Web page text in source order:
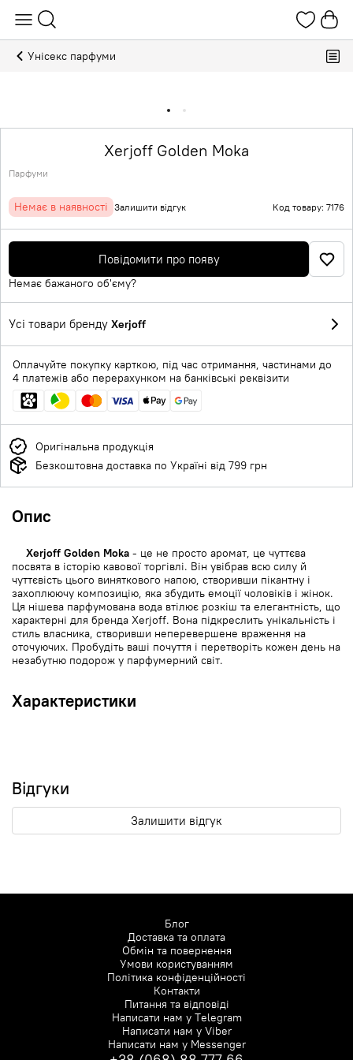
Унісекс парфуми
Xerjoff Golden Moka
Парфуми
Немає в наявності Залишити відгук Код товару: 7176
Повідомити про появу
Немає бажаного об'єму?
Усі товари бренду Xerjoff
Оплачуйте покупку карткою, під час отримання, частинами до
4 платежів або перерахунком на банківські реквізити
Оригінальна продукція
Безкоштовна доставка по Україні від 799 грн
Опис
Xerjoff Golden Moka - це не просто аромат, це чуттєва
посвята в історію кавової торгівлі. Він увібрав всю силу й
чуттєвість цього виняткового напою, створивши пікантну і
захоплюючу композицію, яка збудить емоції чоловіків і жінок.
Ця нішева парфумована вода втілює розкіш та елегантність, що
характерні для бренда Xerjoff. Вона підкреслить унікальність і
стиль власника, створивши неперевершене враження на
оточуючих. Пробудіть ваші почуття і перетворіть кожен день на
незабутню подорож у парфумерний світ.
Характеристики
Відгуки
Залишити відгук
Блог
Доставка та оплата
Обмін та повернення
Умови користуванням
Політика конфіденційності
Контакти
Питання та відповіді
Написати нам уTelegram
Написати нам уViber
Написати нам уMessenger